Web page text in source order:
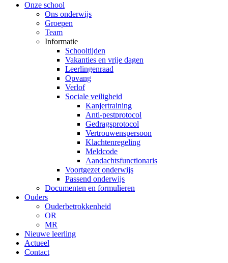
Onze school
Ons onderwijs
Groepen
Team
Informatie
Schooltijden
Vakanties en vrije dagen
Leerlingenraad
Opvang
Verlof
Sociale veiligheid
Kanjertraining
Anti-pestprotocol
Gedragsprotocol
Vertrouwenspersoon
Klachtenregeling
Meldcode
Aandachtsfunctionaris
Voortgezet onderwijs
Passend onderwijs
Documenten en formulieren
Ouders
Ouderbetrokkenheid
OR
MR
Nieuwe leerling
Actueel
Contact